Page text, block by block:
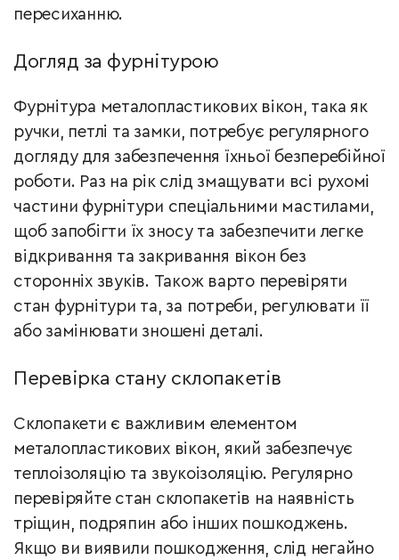
пересиханню.
Догляд за фурнітурою
Фурнітура металопластикових вікон, така як
ручки, петлі та замки, потребує регулярного
догляду для забезпечення їхньої безперебійної
роботи. Раз на рік слід змащувати всі рухомі
частини фурнітури спеціальними мастилами,
щоб запобігти їх зносу та забезпечити легке
відкривання та закривання вікон без
сторонніх звуків. Також варто перевіряти
стан фурнітури та, за потреби, регулювати її
або замінювати зношені деталі.
Перевірка стану склопакетів
Склопакети є важливим елементом
металопластикових вікон, який забезпечує
теплоізоляцію та звукоізоляцію. Регулярно
перевіряйте стан склопакетів на наявність
тріщин, подряпин або інших пошкоджень.
Якщо ви виявили пошкодження, слід негайно